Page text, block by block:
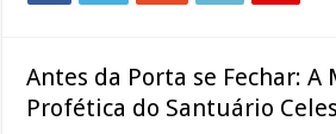
Antes da Porta se Fechar: A
Profética do Santuário